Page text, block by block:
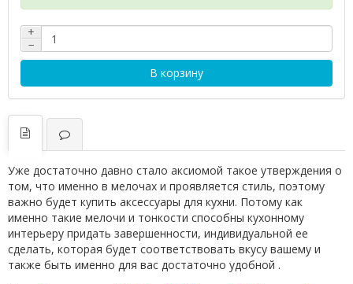
+
−
В корзину
Уже достаточно давно стало аксиомой такое утверждения о
том, что именно в мелочах и проявляется стиль, поэтому
важно будет купить аксессуары для кухни. Потому как
именно такие мелочи и тонкости способны кухонному
интерьеру придать завершенности, индивидуальной ее
сделать, которая будет соответствовать вкусу вашему и
также быть именно для вас достаточно удобной .